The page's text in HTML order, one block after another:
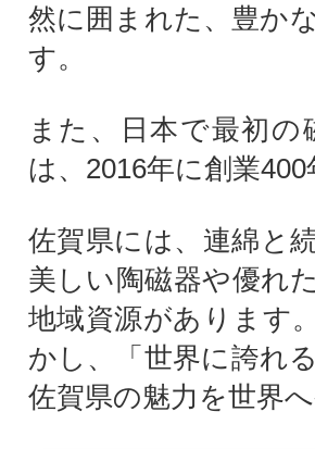
然に囲まれた、豊か
す。
また、日本で最初
は、2016年に創業
佐賀県には、連綿と
美しい陶磁器や優れ
地域資源があります
かし、「世界に誇れ
佐賀県の魅力を世界